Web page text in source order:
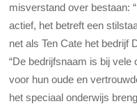
misverstand over bestaan:
actief, het betreft een
net als Ten Cate het bedrijf
“De bedrijfsnaam is bij
voor hun oude en
het speciaal onderwijs